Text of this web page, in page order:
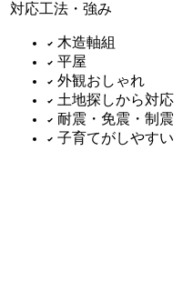
対応工法・強み
木造軸組
平屋
外観おしゃれ
土地探しから対応
耐震・免震・制震
子育てがしやすい